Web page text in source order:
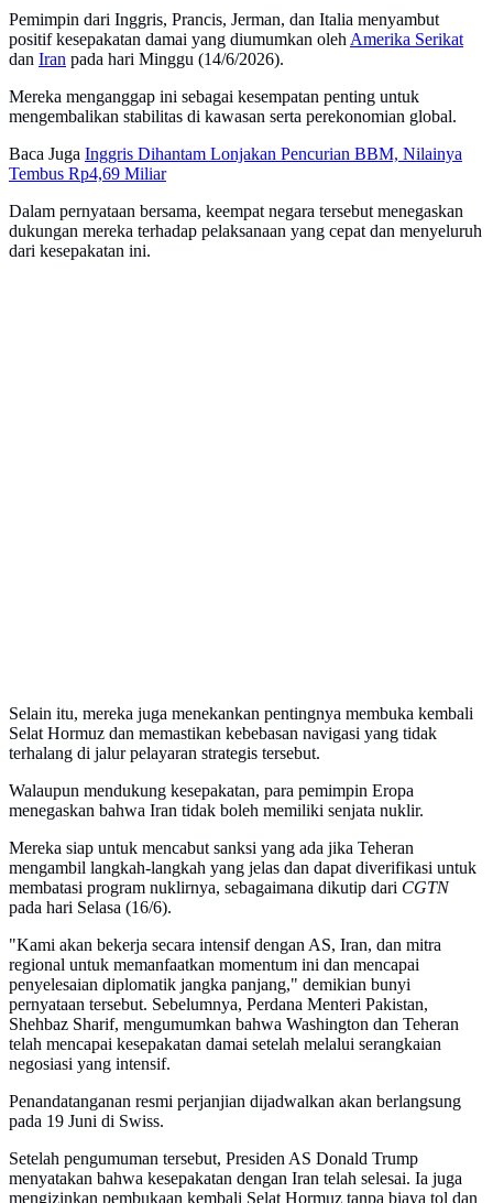
Pemimpin dari Inggris, Prancis, Jerman, dan Italia menyambut
positif kesepakatan damai yang diumumkan olehAmerika Serikat
dan Iran pada hari Minggu (14/6/2026).
Mereka menganggap ini sebagai kesempatan penting untuk
mengembalikan stabilitas di kawasan serta perekonomian global.
Baca Juga Inggris Dihantam Lonjakan Pencurian BBM, Nilainya
Tembus Rp4,69 Miliar
Dalam pernyataan bersama, keempat negara tersebut menegaskan
dukungan mereka terhadap pelaksanaan yang cepat dan menyeluruh
dari kesepakatan ini.
Selain itu, mereka juga menekankan pentingnya membuka kembali
Selat Hormuz dan memastikan kebebasan navigasi yang tidak
terhalang di jalur pelayaran strategis tersebut.
Walaupun mendukung kesepakatan, para pemimpin Eropa
menegaskan bahwa Iran tidak boleh memiliki senjata nuklir.
Mereka siap untuk mencabut sanksi yang ada jika Teheran
mengambil langkah-langkah yang jelas dan dapat diverifikasi untuk
membatasi program nuklirnya, sebagaimana dikutip dari CGTN
pada hari Selasa (16/6).
"Kami akan bekerja secara intensif dengan AS, Iran, dan mitra
regional untuk memanfaatkan momentum ini dan mencapai
penyelesaian diplomatik jangka panjang," demikian bunyi
pernyataan tersebut. Sebelumnya, Perdana Menteri Pakistan,
Shehbaz Sharif, mengumumkan bahwa Washington dan Teheran
telah mencapai kesepakatan damai setelah melalui serangkaian
negosiasi yang intensif.
Penandatanganan resmi perjanjian dijadwalkan akan berlangsung
pada 19 Juni di Swiss.
Setelah pengumuman tersebut, Presiden AS Donald Trump
menyatakan bahwa kesepakatan dengan Iran telah selesai. Ia juga
mengizinkan pembukaan kembali Selat Hormuz tanpa biaya tol dan